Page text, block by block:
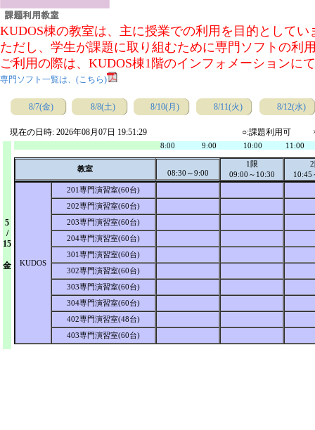
KUDOS棟の教室は、主に授業での利用を目的として
ただし、学生が課題に取り組むために専門ソフトの利
ご利用の際は、KUDOS棟1階のインフォメーションに
専門ソフト一覧は、(こちら)
8/7(金) 8/8(土) 8/10(月) 8/11(火) 8/12(水)
現在の日時: 2026年08月07日 19:51:29 ○:課題利用可
5
/
15
金
8:00 9:00 10:00 11:00
教室 08:30～9:00
1限
09:00～10:30
10:45
KUDOS
201専門演習室(60台)
202専門演習室(60台)
203専門演習室(60台)
204専門演習室(60台)
301専門演習室(60台)
302専門演習室(60台)
303専門演習室(60台)
304専門演習室(60台)
402専門演習室(48台)
403専門演習室(60台)